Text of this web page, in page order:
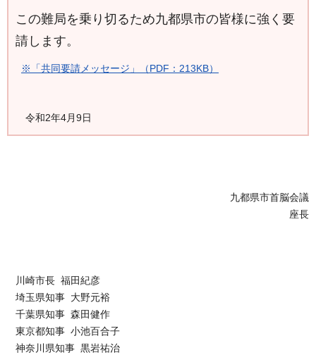
この難局を乗り切るため九都県市の皆様に強く要
請します。
※「共同要請メッセージ」（PDF：213KB）
令和2年4月9日
九都県市首脳会議
座長
川崎市長 福田紀彦
埼玉県知事 大野元裕
千葉県知事 森田健作
東京都知事 小池百合子
神奈川県知事 黒岩祐治